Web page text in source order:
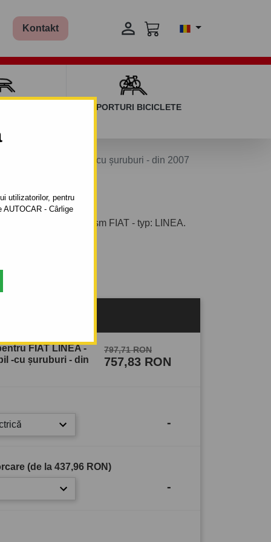
utilizatorilor, pentru
- Cârlige
Kontakt 
SUPORTURI BICICLETE
semidemontabil -cu şuruburi - din 2007
pentru autoturism FIAT - typ: LINEA.
din 2007.
FIAT LINEA -
-cu şuruburi - din
797,71 RON
757,83 RON
-
(de la 437,96 RON)
-